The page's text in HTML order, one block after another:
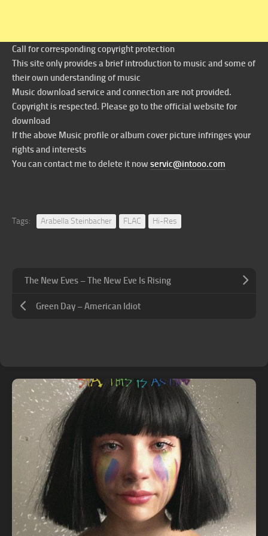
Call for corresponding copyright protection
This site only provides a brief introduction to music and some of
their own understanding of music
Music download service and connection are not provided.
Copyright is respected. Please go to the official website for
download
If the above Music profile or album cover picture infringes your
rights and interests
You can contact me to delete it now servic@intooo.com
Tags: Arabella Steinbacher FLAC Hi-Res
The New Eves – The New Eve Is Rising
Green Day – American Idiot